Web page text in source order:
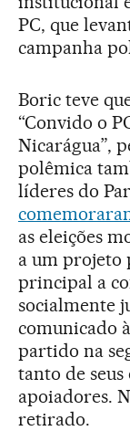
PC, que
campanha
Boric teve
“Convido o
Nicarágua”,
polêmica
líderes do
as eleições
a um projeto
principal a
socialmente
comunicado
partido na
tanto de seus
apoiadores.
retirado.